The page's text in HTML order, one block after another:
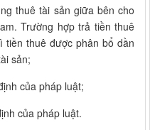
thuê tài sản giữa bên cho
Trường hợp trả tiền thuê
tiền thuê được phân bổ dần
sản;
của pháp luật;
của pháp luật.